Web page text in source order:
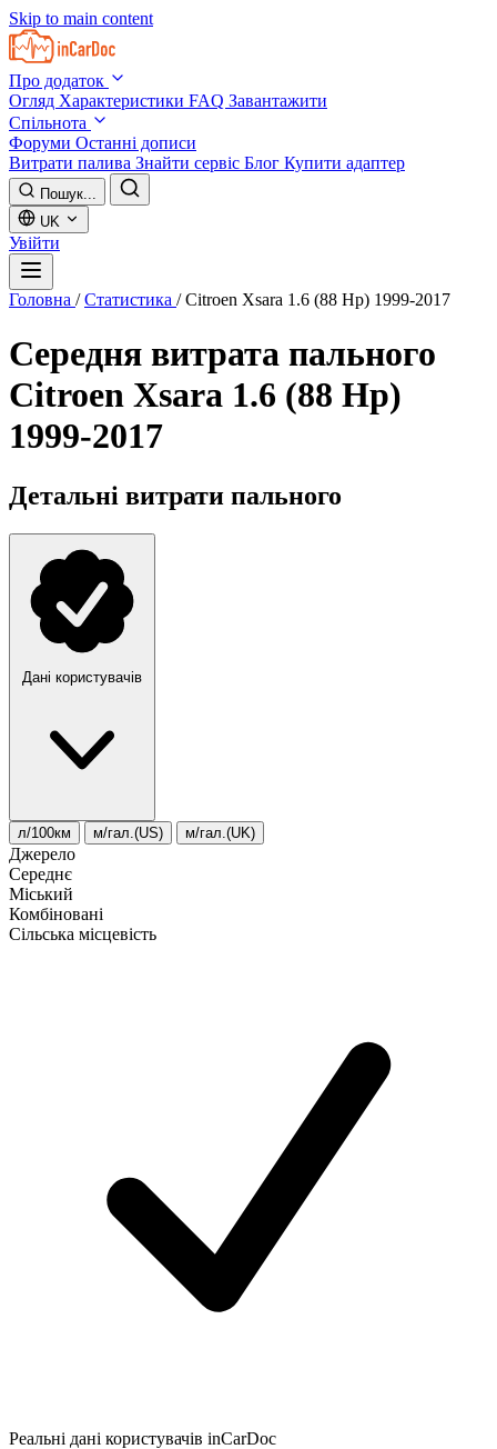
Skip to main content
Про додаток
Огляд Характеристики FAQ Завантажити
Спільнота
Форуми Останні дописи
Витрати палива Знайти сервіс Блог Купити адаптер
Пошук...
UK
Увійти
Головна / Статистика / Citroen Xsara 1.6 (88 Hp) 1999-2017
Середня витрата пального
Citroen Xsara 1.6 (88 Hp)
1999-2017
Детальні витрати пального
Дані користувачів
л/100км м/гал.(US) м/гал.(UK)
Джерело
Середнє
Міський
Комбіновані
Сільська місцевість
Реальні дані користувачів inCarDoc